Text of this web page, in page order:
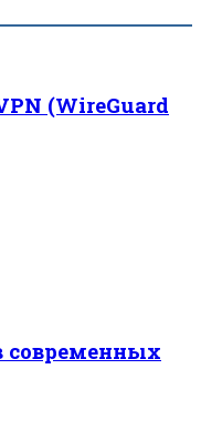
(WireGuard
современных